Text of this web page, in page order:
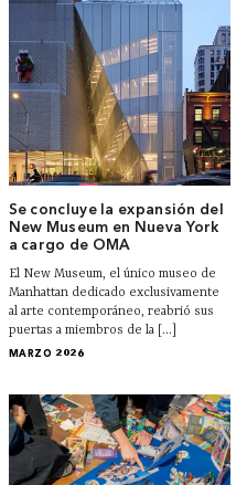
Se concluye la expansión del
New Museum en Nueva York
a cargo de OMA
El New Museum, el único museo de
Manhattan dedicado exclusivamente
al arte contemporáneo, reabrió sus
puertas a miembros de la [...]
MARZO 2026